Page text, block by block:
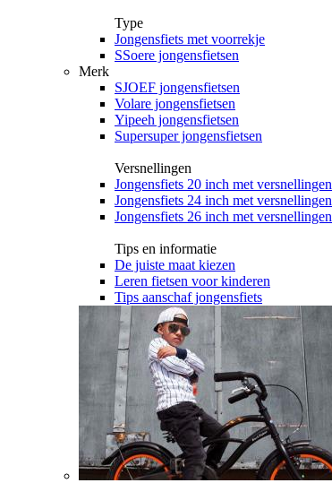
Type
Jongensfiets met voorrekje
SSoere jongensfietsen
Merk
SJOEF jongensfietsen
Volare jongensfietsen
Yipeeh jongensfietsen
Supersuper jongensfietsen
Versnellingen
Jongensfiets 20 inch met versnellingen
Jongensfiets 24 inch met versnellingen
Jongensfiets 26 inch met versnellingen
Tips en informatie
De juiste maat kiezen
Leren fietsen voor kinderen
Tips aanschaf jongensfiets